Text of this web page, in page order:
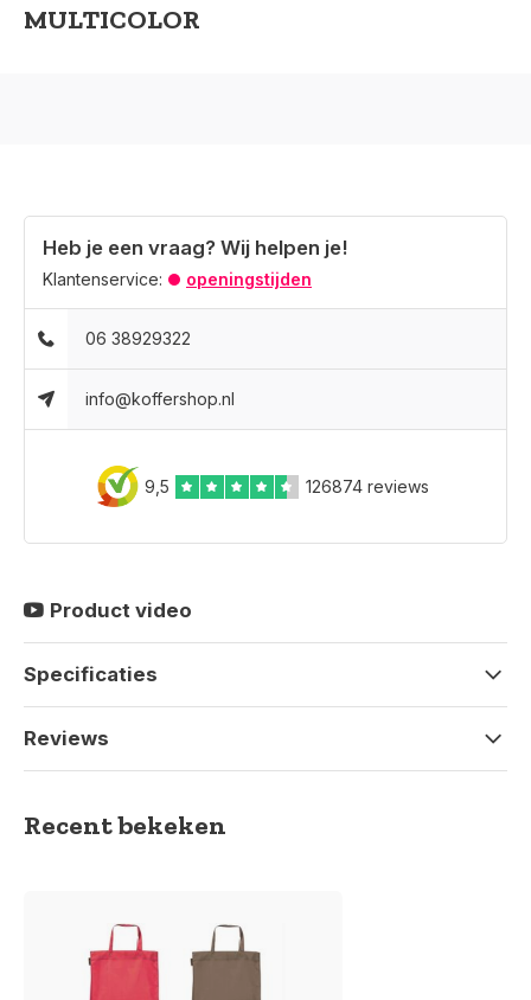
MULTICOLOR
Heb je een vraag? Wij helpen je!
Klantenservice: openingstijden
06 38929322
info@koffershop.nl
9,5 126874 reviews
Product video
Specificaties
Reviews
Recent bekeken